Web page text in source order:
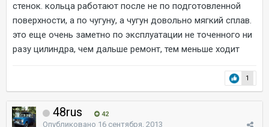
стенок. кольца работают после не по подготовленной
поверхности, а по чугуну, а чугун довольно мягкий сплав.
это еще очень заметно по эксплуатации не точенного ни
разу цилиндра, чем дальше ремонт, тем меньше ходит
1
48rus 42
Опубликовано 16 сентября, 2013